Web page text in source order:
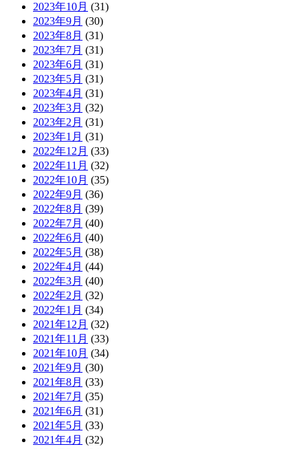
2023年10月 (31)
2023年9月 (30)
2023年8月 (31)
2023年7月 (31)
2023年6月 (31)
2023年5月 (31)
2023年4月 (31)
2023年3月 (32)
2023年2月 (31)
2023年1月 (31)
2022年12月 (33)
2022年11月 (32)
2022年10月 (35)
2022年9月 (36)
2022年8月 (39)
2022年7月 (40)
2022年6月 (40)
2022年5月 (38)
2022年4月 (44)
2022年3月 (40)
2022年2月 (32)
2022年1月 (34)
2021年12月 (32)
2021年11月 (33)
2021年10月 (34)
2021年9月 (30)
2021年8月 (33)
2021年7月 (35)
2021年6月 (31)
2021年5月 (33)
2021年4月 (32)